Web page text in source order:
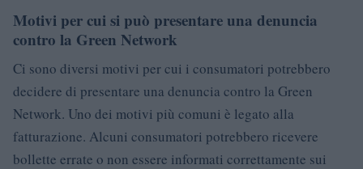
Motivi per cui si può presentare una denuncia
contro la Green Network
Ci sono diversi motivi per cui i consumatori potrebbero
decidere di presentare una denuncia contro la Green
Network. Uno dei motivi più comuni è legato alla
fatturazione. Alcuni consumatori potrebbero ricevere
bollette errate o non essere informati correttamente sui